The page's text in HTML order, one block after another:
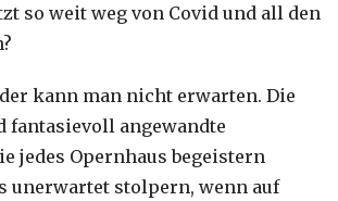
so weit weg von Covid und all den
kann man nicht erwarten. Die
fantasievoll angewandte
jedes Opernhaus begeistern
unerwartet stolpern, wenn auf